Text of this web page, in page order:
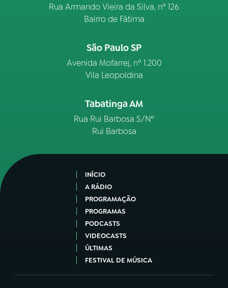
Rua Armando Vieira da Silva, nº 126
Bairro de Fátima
São Paulo SP
Avenida Mofarrej, nº 1.200
Vila Leopoldina
Tabatinga AM
Rua Rui Barbosa S/Nº
Rui Barbosa
INÍCIO
A RÁDIO
PROGRAMAÇÃO
PROGRAMAS
PODCASTS
VIDEOCASTS
ÚLTIMAS
FESTIVAL DE MÚSICA